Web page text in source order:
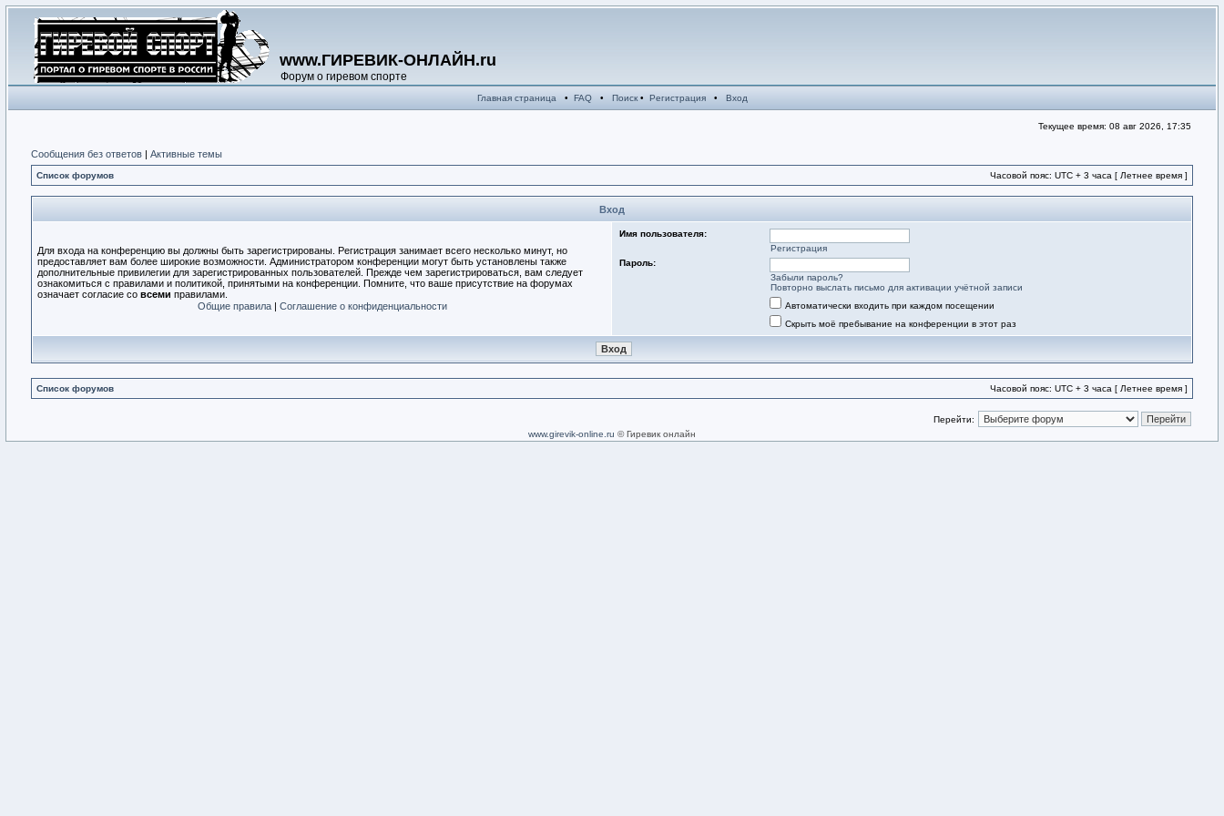
www.ГИРЕВИК-ОНЛАЙН.ru
Форум о гиревом спорте
Главная страница • FAQ• Поиск• Регистрация• Вход
Текущее время: 08 авг 2026, 17:35
Сообщения без ответов | Активные темы
Список форумов Часовой пояс: UTC + 3 часа [ Летнее время ]
Вход
Для входа на конференцию вы должны быть зарегистрированы. Регистрация занимает всего несколько минут, но
предоставляет вам более широкие возможности. Администратором конференции могут быть установлены также
дополнительные привилегии для зарегистрированных пользователей. Прежде чем зарегистрироваться, вам следует
ознакомиться с правилами и политикой, принятыми на конференции. Помните, что ваше присутствие на форумах
означает согласие со всеми правилами.
Общие правила| Соглашение о конфиденциальности
Имя пользователя:
Регистрация
Пароль:
Забыли пароль?
Повторно выслать письмо для активации учётной записи
Автоматически входить при каждом посещении
Скрыть моё пребывание на конференции в этот раз
Список форумов Часовой пояс: UTC + 3 часа [ Летнее время ]
Перейти:
www.girevik-online.ru © Гиревик онлайн